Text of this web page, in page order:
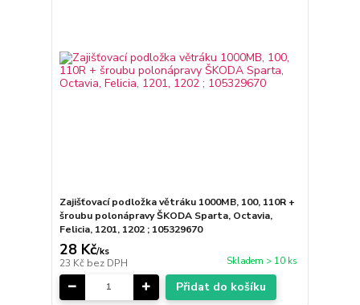
Zajišťovací podložka větráku 1000MB, 100, 110R +
šroubu polonápravy ŠKODA Sparta, Octavia,
Felicia, 1201, 1202 ; 105329670
28 Kč/ks
23 Kč bez DPH Skladem > 10 ks
Přidat do košíku